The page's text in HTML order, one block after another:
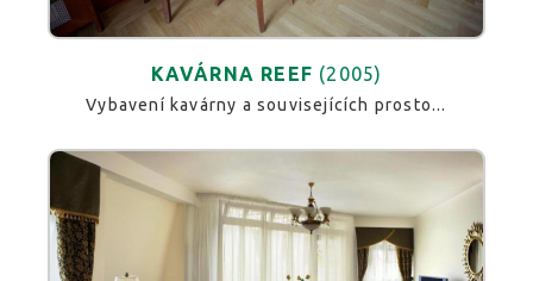
KAVÁRNA REEF (2005)
Vybavení kavárny a souvisejících prosto...